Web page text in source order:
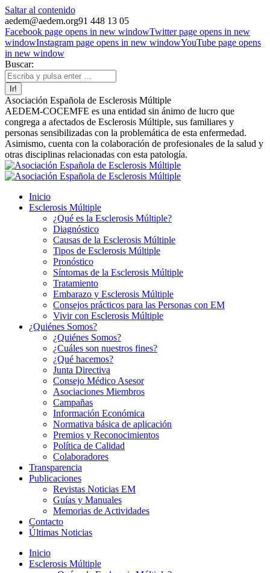
Saltar al contenido
aedem@aedem.org91 448 13 05
Facebook page opens in new windowTwitter page opens in new
windowInstagram page opens in new windowYouTube page opens
in new window
Buscar:
Asociación Española de Esclerosis Múltiple
AEDEM-COCEMFE es una entidad sin ánimo de lucro que
congrega a afectados de Esclerosis Múltiple, sus familiares y
personas sensibilizadas con la problemática de esta enfermedad.
Asimismo, cuenta con la colaboración de profesionales de la salud y
otras disciplinas relacionadas con esta patología.
Inicio
Esclerosis Múltiple
¿Qué es la Esclerosis Múltiple?
Diagnóstico
Causas de la Esclerosis Múltiple
Tipos de Esclerosis Múltiple
Pronóstico
Síntomas de la Esclerosis Múltiple
Tratamiento
Embarazo y Esclerosis Múltiple
Consejos prácticos para las Personas con EM
Vivir con Esclerosis Múltiple
¿Quiénes Somos?
¿Quiénes Somos?
¿Cuáles son nuestros fines?
¿Qué hacemos?
Junta Directiva
Consejo Médico Asesor
Asociaciones Miembros
Campañas
Información Económica
Normativa básica de aplicación
Premios y Reconocimientos
Política de Calidad
Colaboradores
Transparencia
Publicaciones
Revistas Noticias EM
Guías y Manuales
Memorias de Actividades
Contacto
Últimas Noticias
Inicio
Esclerosis Múltiple